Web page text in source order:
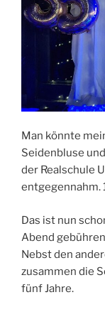
Man könnte
Seidenbluse
der Realschule
entgegennahm.
Das ist nun
Abend
Nebst den
zusammen die
fünf Jahre.